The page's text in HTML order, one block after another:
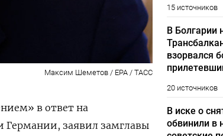
Максим Шеметов / EPA / ТАСС
в ответ на
Германии, заявил замглавы